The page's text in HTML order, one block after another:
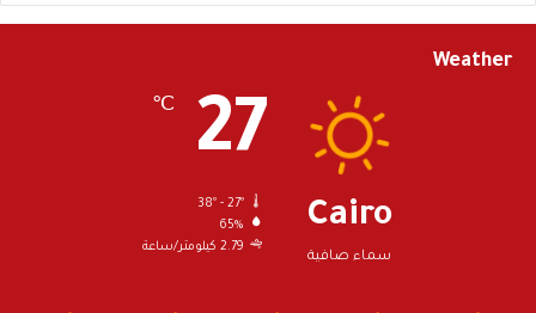
Weather
Cairo
سماء صافية
27
℃
38º - 27º
65%
2.79 كيلومتر/ساعة